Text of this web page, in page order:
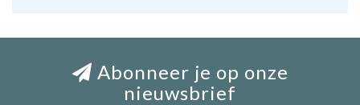
Abonneer je op onze
nieuwsbrief